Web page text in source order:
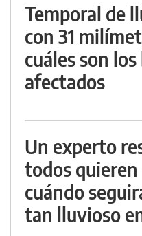
Temporal de
con 31
cuáles son
afectados
Un experto
todos quieren
cuándo
tan lluvioso